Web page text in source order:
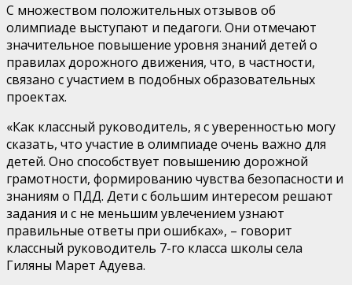
С множеством положительных отзывов об
олимпиаде выступают и педагоги. Они отмечают
значительное повышение уровня знаний детей о
правилах дорожного движения, что, в частности,
связано с участием в подобных образовательных
проектах.
«Как классный руководитель, я с уверенностью могу
сказать, что участие в олимпиаде очень важно для
детей. Оно способствует повышению дорожной
грамотности, формированию чувства безопасности и
знаниям о ПДД. Дети с большим интересом решают
задания и с не меньшим увлечением узнают
правильные ответы при ошибках», – говорит
классный руководитель 7-го класса школы села
Гиляны Марет Адуева.